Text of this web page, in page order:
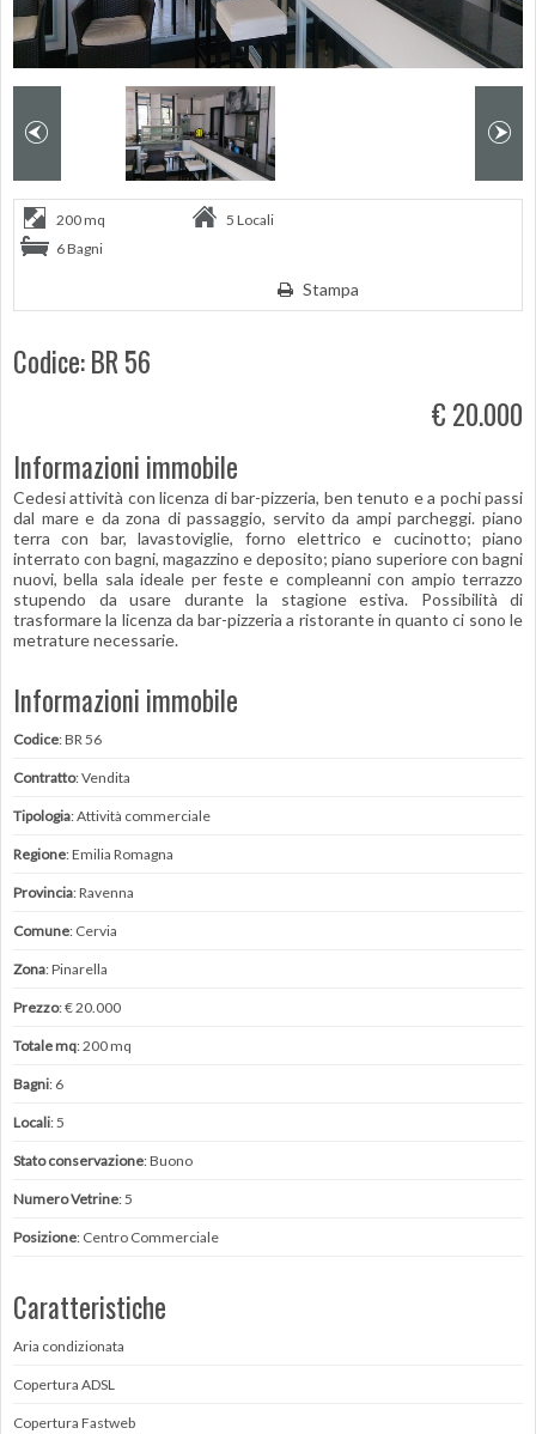
200 mq
5 Locali
6 Bagni
Stampa
Codice: BR 56
€ 20.000
Informazioni immobile
Cedesi attività con licenza di bar-pizzeria, ben tenuto e a pochi passi
dal mare e da zona di passaggio, servito da ampi parcheggi. piano
terra con bar, lavastoviglie, forno elettrico e cucinotto; piano
interrato con bagni, magazzino e deposito; piano superiore con bagni
nuovi, bella sala ideale per feste e compleanni con ampio terrazzo
stupendo da usare durante la stagione estiva. Possibilità di
trasformare la licenza da bar-pizzeria a ristorante in quanto ci sono le
metrature necessarie.
Informazioni immobile
Codice: BR 56
Contratto: Vendita
Tipologia: Attività commerciale
Regione: Emilia Romagna
Provincia: Ravenna
Comune: Cervia
Zona: Pinarella
Prezzo: € 20.000
Totale mq: 200 mq
Bagni: 6
Locali: 5
Stato conservazione: Buono
Numero Vetrine: 5
Posizione: Centro Commerciale
Caratteristiche
Aria condizionata
Copertura ADSL
Copertura Fastweb